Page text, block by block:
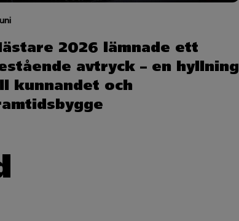
2026 lämnade ett
avtryck – en hyllning
kunnandet och